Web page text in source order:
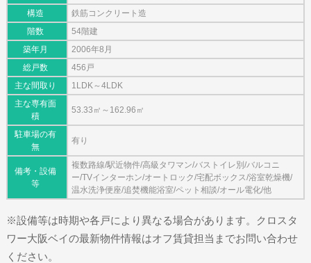
構造
鉄筋コンクリート造
階数
54階建
築年月
2006年8月
総戸数
456戸
主な間取り
1LDK～4LDK
主な専有面
積
53.33㎡～162.96㎡
駐車場の有
無
有り
備考・設備
等
複数路線/駅近物件/高級タワマン/バストイレ別/バルコニ
ー/TVインターホン/オートロック/宅配ボックス/浴室乾燥機/
温水洗浄便座/追焚機能浴室/ペット相談/オール電化/他
※設備等は時期や各戸により異なる場合があります。クロスタ
ワー大阪ベイの最新物件情報はオフ賃貸担当までお問い合わせ
ください。